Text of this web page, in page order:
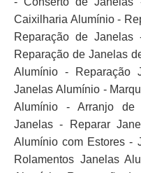
Caixilharia Alumínio -
Reparação de
Reparação de Janelas
Alumínio - Reparação
Janelas Alumínio -
Alumínio - Arranjo de
Janelas - Reparar
Alumínio com Estores -
Rolamentos Janelas